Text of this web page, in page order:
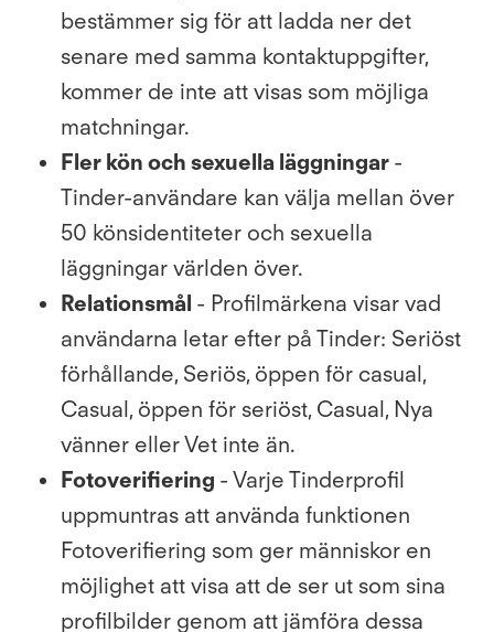
bestämmer sig för att ladda ner det
senare med samma kontaktuppgifter,
kommer de inte att visas som möjliga
matchningar.
Fler kön och sexuella läggningar -
Tinder-användare kan välja mellan över
50 könsidentiteter och sexuella
läggningar världen över.
Relationsmål - Profilmärkena visar vad
användarna letar efter på Tinder: Seriöst
förhållande, Seriös, öppen för casual,
Casual, öppen för seriöst, Casual, Nya
vänner eller Vet inte än.
Fotoverifiering - Varje Tinderprofil
uppmuntras att använda funktionen
Fotoverifiering som ger människor en
möjlighet att visa att de ser ut som sina
profilbilder genom att jämföra dessa